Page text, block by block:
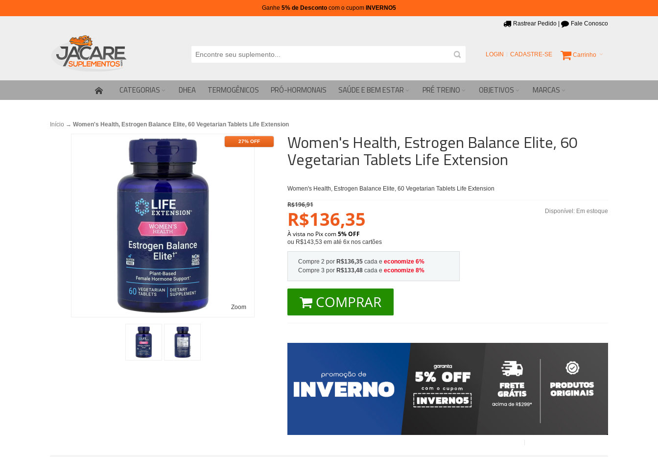
Ganhe 5% de Desconto com o cupom INVERNO5
Rastrear Pedido Fale Conosco
Carrinho
LOGIN CADASTRE-SE
CATEGORIAS DHEA TERMOGÊNICOS PRÓ-HORMONAIS SAÚDE E BEM ESTAR PRÉ TREINO OBJETIVOS MARCAS
Início → Women's Health, Estrogen Balance Elite, 60 Vegetarian Tablets Life Extension
Zoom
27% OFF Women's Health, Estrogen Balance Elite, 60
Vegetarian Tablets Life Extension
Women's Health, Estrogen Balance Elite, 60 Vegetarian Tablets Life Extension
Disponível: Em estoque
R$196,91
R$136,35
À vista no Pix com5% OFF
ou R$143,53 em até 6x nos cartões
Compre 2 por R$136,35cada e economize 6%
Compre 3 por R$133,48cada e economize 8%
COMPRAR